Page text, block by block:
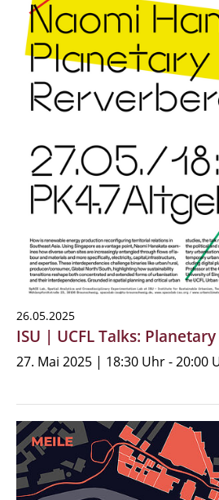
26.05.2025
ISU | UCFL Talks:
27. Mai 2025 | 18:30 Uhr - 20:00